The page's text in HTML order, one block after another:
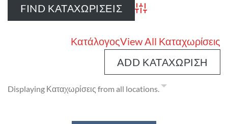
Advanced Search
ΚατάλογοςView All Καταχωρίσεις
ADD ΚΑΤΑΧΏΡΙΣΗ
Displaying Καταχωρίσεις from all locations.